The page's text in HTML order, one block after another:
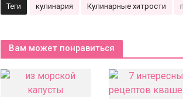
Теги
кулинария Кулинарные хитрости
Вам может понравиться